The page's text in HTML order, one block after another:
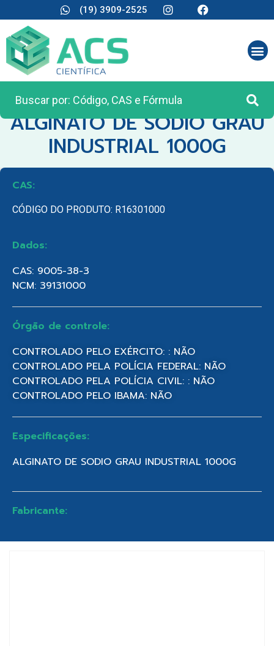
(19) 3909-2525
CATEGORIA:REAGENTES ANALÍTICOS
ALGINATO DE SODIO GRAU
INDUSTRIAL 1000G
CAS:
CÓDIGO DO PRODUTO: R16301000
Dados:
CAS: 9005-38-3
NCM: 39131000
Órgão de controle:
CONTROLADO PELO EXÉRCITO: : NÃO
CONTROLADO PELA POLÍCIA FEDERAL: NÃO
CONTROLADO PELA POLÍCIA CIVIL: : NÃO
CONTROLADO PELO IBAMA: NÃO
Especificações:
ALGINATO DE SODIO GRAU INDUSTRIAL 1000G
Fabricante: